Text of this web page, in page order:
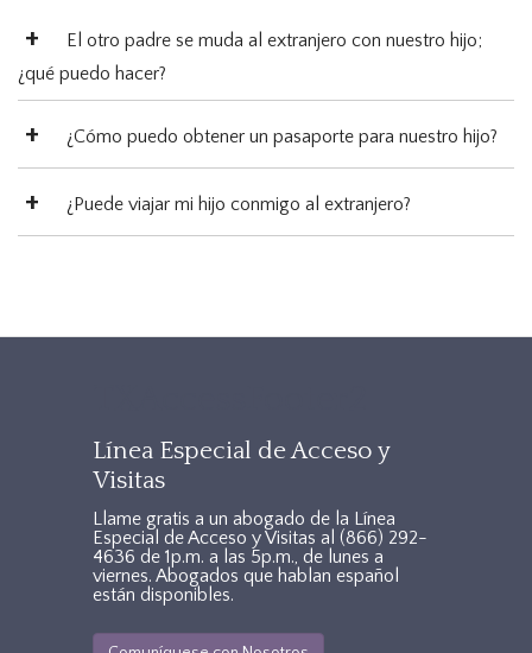
El otro padre se muda al extranjero con nuestro hijo;
¿qué puedo hacer?
¿Cómo puedo obtener un pasaporte para nuestro hijo?
¿Puede viajar mi hijo conmigo al extranjero?
Línea Especial de Acceso y
Visitas
Llame gratis a un abogado de la Línea
Especial de Acceso y Visitas al (866) 292-
4636 de 1p.m. a las 5p.m., de lunes a
viernes. Abogados que hablan español
están disponibles.